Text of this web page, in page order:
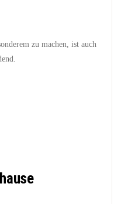
zu machen, ist auch